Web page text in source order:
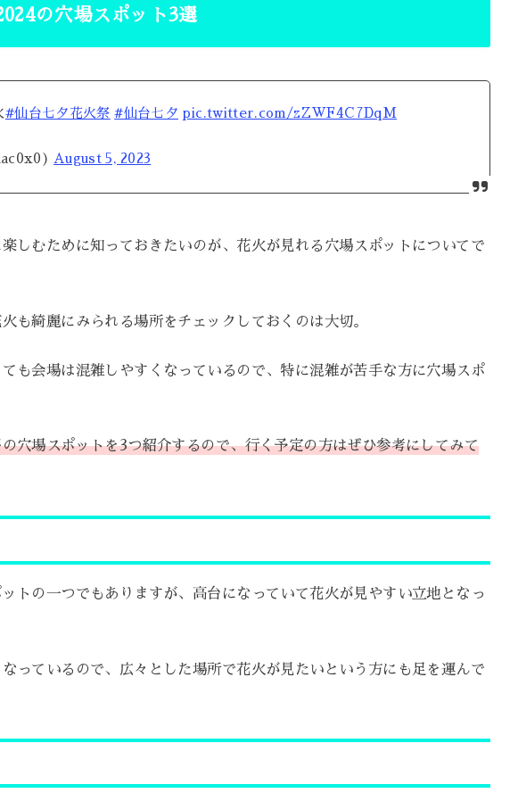
の穴場スポット3選
#仙台七夕花火祭 #仙台七夕 pic.twitter.com/zZWF4C7DqM
August 5, 2023
しむために知っておきたいのが、花火が見れる穴場スポットについてで
も綺麗にみられる場所をチェックしておくのは大切。
も会場は混雑しやすくなっているので、特に混雑が苦手な方に穴場スポ
穴場スポットを3つ紹介するので、行く予定の方はぜひ参考にしてみて
トの一つでもありますが、高台になっていて花火が見やすい立地となっ
っているので、広々とした場所で花火が見たいという方にも足を運んで